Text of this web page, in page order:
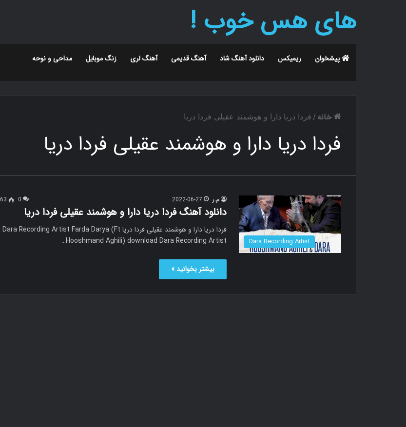
های هس خوب !
پیشخوان ریمیکس دانلود آهنگ شاد آهنگ قدیمی آهنگ لری زنگ موبایل مداحی و نوحه
خانه / فردا دریا دارا و هوشمند عقیلی فردا دریا
فردا دریا دارا و هوشمند عقیلی فردا دریا
Dara Recording Artist
م.ر 2022-06-27
0
63
دانلود آهنگ فردا دریا دارا و هوشمند عقیلی فردا دریا
فردا دریا دارا و هوشمند عقیلی فردا دریا Dara Recording Artist Farda Darya (Ft
Hooshmand Aghili) download Dara Recording Artist…
بیشتر بخوانید »